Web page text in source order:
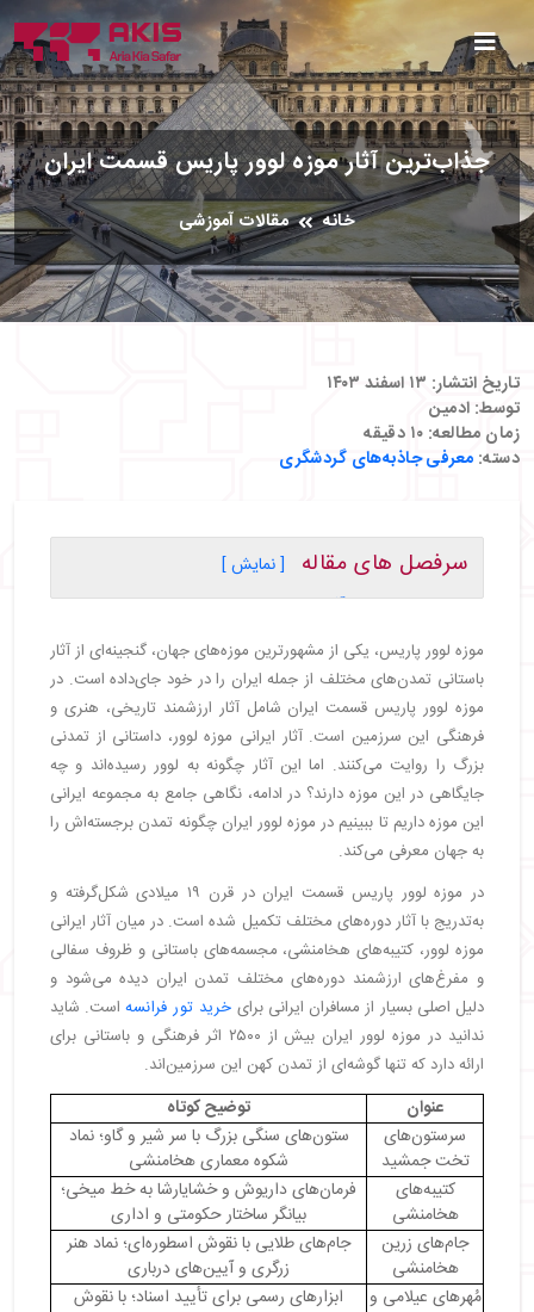
جذاب‌ترین آثار موزه لوور پاریس قسمت ایران
خانه مقالات آموزشی
تاریخ انتشار: ۱۳ اسفند ۱۴۰۳
توسط: ادمین
زمان مطالعه: ۱۰ دقیقه
دسته: معرفی جاذبه‌های گردشگری
سرفصل های مقاله
[ نمایش ]
・تاریخچه ورود آثار ایرانی به موزه لوور
بخش ایران در موزه لوور
・ مهم‌ترین آثار ایرانی در موزه لوور
・
سرستون‌های تخت جمشید؛ نمادی از ابهت
هخامنشی
・ویژگی‌های مهم این سرستون‌ها
・ کتیبه‌های هخامنشی؛ اسناد رسمی یک امپراتوری
بزرگ
・مشخصات کتیبه‌های باستانی
・ جام‌های طلایی هخامنشی؛ هنر درباری و آیینی
・ویژگی‌های جام‌های زرین هخامنشی
・ مُهرهای عیلامی و هخامنشی؛ اسناد قدرت
امپراتوری باستانی
・ویژگی‌های مُهرهای ایران باستان
・آثار ساسانی؛ ظروف نقره‌ای و جواهرات سلطنتی
・ ویژگی‌های آثار ساسانی در موزه لوور
・ آثار دوره اسلامی؛ هنر کاشی‌کاری و نسخ خطی
・ویژگی‌های آثار دوره اسلامی
・لوح حمورابی؛ یکی از قدیمی‌ترین قوانین جهان
・ویژگی‌های مهم لوح حمورابی
・نقوش برجسته شوش
・مشخصات نقوش برجسته شوش
・شمشیر برنزی لرستان
・ویژگی‌های آثار مفرغی لرستان
موزه لوور پاریس، یکی از مشهورترین موزه‌های جهان، گنجینه‌ای از آثار
باستانی تمدن‌های مختلف از جمله ایران را در خود جای‌داده است. در
موزه لوور پاریس قسمت ایران شامل آثار ارزشمند تاریخی، هنری و
فرهنگی این سرزمین است. آثار ایرانی موزه لوور، داستانی از تمدنی
بزرگ را روایت می‌کنند. اما این آثار چگونه به لوور رسیده‌اند و چه
جایگاهی در این موزه دارند؟ در ادامه، نگاهی جامع به مجموعه ایرانی
این موزه داریم تا ببینیم در موزه لوور ایران چگونه تمدن برجسته‌اش را
به جهان معرفی می‌کند.
در موزه لوور پاریس قسمت ایران در قرن ۱۹ میلادی شکل‌گرفته و
به‌تدریج با آثار دوره‌های مختلف تکمیل شده است. در میان آثار ایرانی
موزه لوور، کتیبه‌های هخامنشی، مجسمه‌های باستانی و ظروف سفالی
و مفرغ‌های ارزشمند دوره‌های مختلف تمدن ایران دیده می‌شود و
دلیل اصلی بسیار از مسافران ایرانی برای خرید تور فرانسهاست. شاید
ندانید در موزه لوور ایران بیش از ۲۵۰۰ اثر فرهنگی و باستانی برای
ارائه دارد که تنها گوشه‌ای از تمدن کهن این سرزمین‌اند.
عنوان
توضیح کوتاه
سرستون‌های
تخت جمشید
ستون‌های سنگی بزرگ با سر شیر و گاو؛ نماد
شکوه معماری هخامنشی
کتیبه‌های
هخامنشی
فرمان‌های داریوش و خشایارشا به خط میخی؛
بیانگر ساختار حکومتی و اداری
جام‌های زرین
هخامنشی
جام‌های طلایی با نقوش اسطوره‌ای؛ نماد هنر
زرگری و آیین‌های درباری
مُهرهای عیلامی و
ابزارهای رسمی برای تأیید اسناد؛ با نقوش